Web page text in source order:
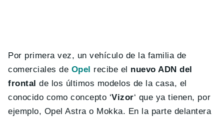
Por primera vez, un vehículo de la familia de
comerciales de Opel recibe el nuevo ADN del
frontal de los últimos modelos de la casa, el
conocido como concepto ‘Vizor‘ que ya tienen, por
ejemplo, Opel Astra o Mokka. En la parte delantera